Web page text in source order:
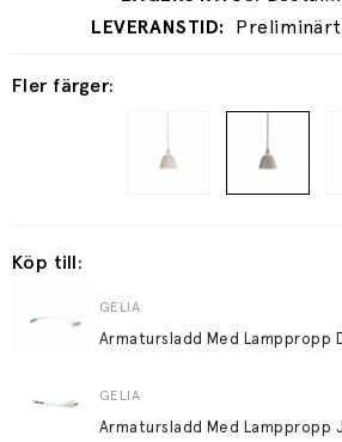
Fler färger:
Köp till:
GELIA
Armatursladd Med Lamppropp
GELIA
Armatursladd Med Lamppropp